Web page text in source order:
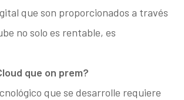
que son proporcionados a través
no solo es rentable, es
que on prem?
que se desarrolle requiere